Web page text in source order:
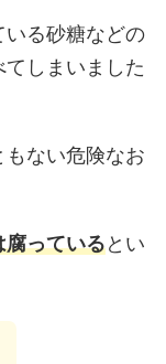
る砂糖などの
しまいました
ない危険なお
腐っているとい